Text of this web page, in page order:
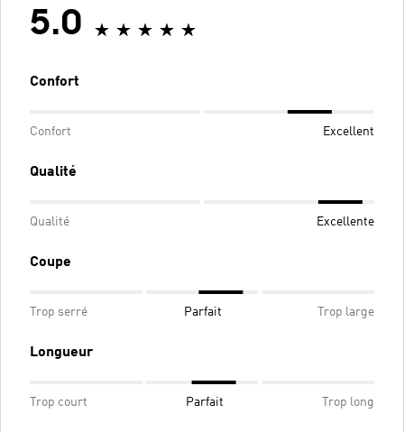
5.0
Confort
Confort Excellent
Qualité
Qualité Excellente
Coupe
Trop serré Parfait Trop large
Longueur
Trop court Parfait Trop long